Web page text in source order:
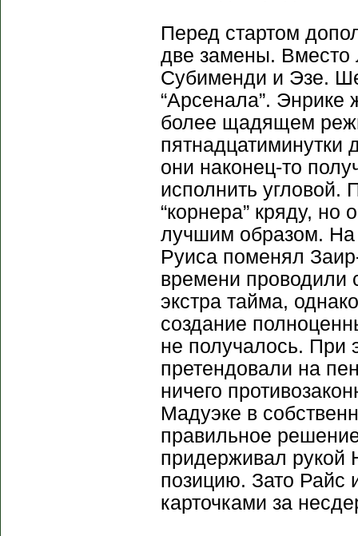
Перед стартом
две замены. Вместо
Субименди и Эзе.
“Арсенала”. Энрике
более щадящем
пятнадцатиминутки
они наконец-то
исполнить угловой.
“корнера” кряду, но
лучшим образом. На
Руиса поменял
времени проводили
экстра тайма,
создание
не получалось. При
претендовали на
ничего
Мадуэке в
правильное
придерживал рукой
позицию. Зато Райс
карточками за